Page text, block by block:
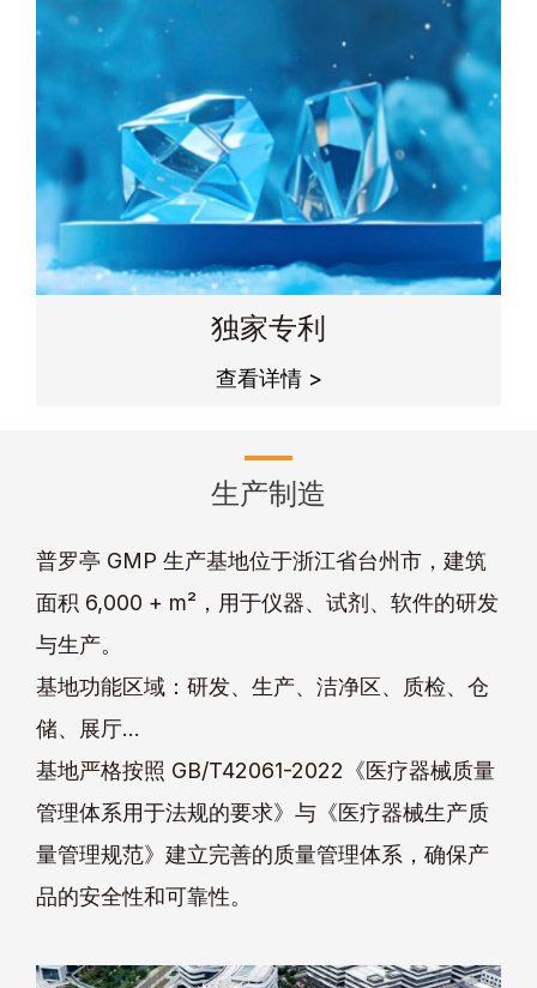
独家专利
查看详情 >
生产制造
普罗亭 GMP 生产基地位于浙江省台州市，建筑
面积 6,000 + m²，用于仪器、试剂、软件的研发
与生产。
基地功能区域：研发、生产、洁净区、质检、仓
储、展厅…
基地严格按照 GB/T42061-2022《医疗器械质量
管理体系用于法规的要求》与《医疗器械生产质
量管理规范》建立完善的质量管理体系，确保产
品的安全性和可靠性。